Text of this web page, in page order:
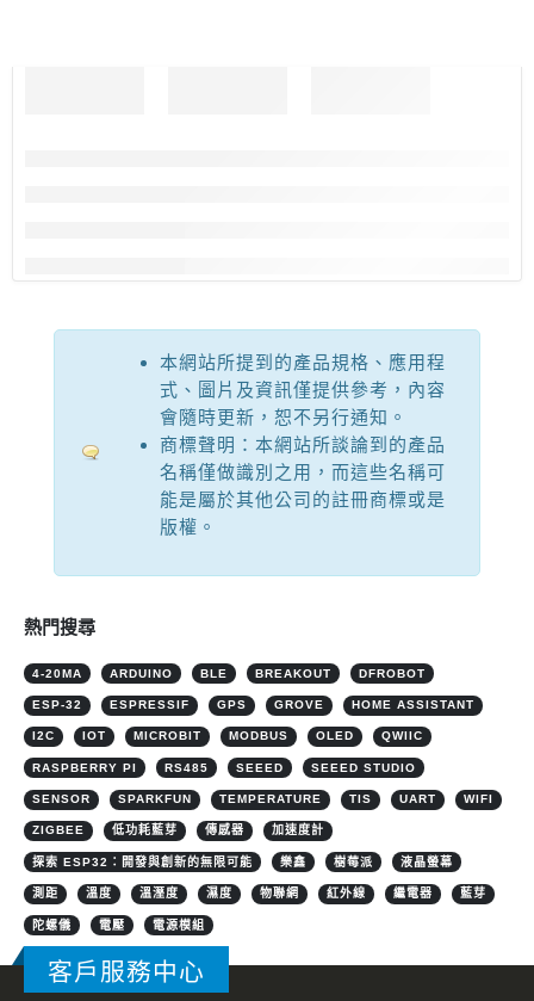
本網站所提到的產品規格、應用程
式、圖片及資訊僅提供參考，內容
會隨時更新，恕不另行通知。
商標聲明：本網站所談論到的產品
名稱僅做識別之用，而這些名稱可
能是屬於其他公司的註冊商標或是
版權。
熱門搜尋
4-20MA ARDUINO BLE BREAKOUT DFROBOT
ESP-32 ESPRESSIF GPS GROVE HOME ASSISTANT
I2C IOT MICROBIT MODBUS OLED QWIIC
RASPBERRY PI RS485 SEEED SEEED STUDIO
SENSOR SPARKFUN TEMPERATURE TIS UART WIFI
ZIGBEE 低功耗藍芽 傳感器 加速度計
探索 ESP32：開發與創新的無限可能 樂鑫 樹莓派 液晶螢幕
測距 溫度 溫溼度 濕度 物聯網 紅外線 繼電器 藍芽
陀螺儀 電壓 電源模組
客戶服務中心